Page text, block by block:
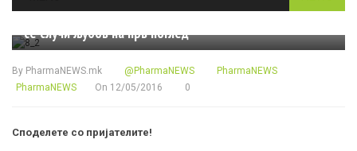
секунди на директен контакт со очи е потребен за да
се случи љубов на прв поглед
By PharmaNEWS.mk @PharmaNEWS
PharmaNEWS
PharmaNEWS
On 12/05/2016 0
Споделете со пријателите!